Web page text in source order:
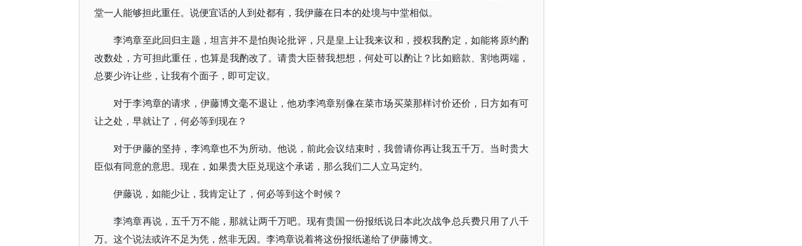
堂一人能够担此重任。说便宜话的人到处都有，我伊藤在日本的处境与中堂相似。
李鸿章至此回归主题，坦言并不是怕舆论批评，只是皇上让我来议和，授权我酌定，如能将原约酌
改数处，方可担此重任，也算是我酌改了。请贵大臣替我想想，何处可以酌让？比如赔款、割地两端，
总要少许让些，让我有个面子，即可定议。
对于李鸿章的请求，伊藤博文毫不退让，他劝李鸿章别像在菜市场买菜那样讨价还价，日方如有可
让之处，早就让了，何必等到现在？
对于伊藤的坚持，李鸿章也不为所动。他说，前此会议结束时，我曾请你再让我五千万。当时贵大
臣似有同意的意思。现在，如果贵大臣兑现这个承诺，那么我们二人立马定约。
伊藤说，如能少让，我肯定让了，何必等到这个时候？
李鸿章再说，五千万不能，那就让两千万吧。现有贵国一份报纸说日本此次战争总兵费只用了八千
万。这个说法或许不足为凭，然非无因。李鸿章说着将这份报纸递给了伊藤博文。